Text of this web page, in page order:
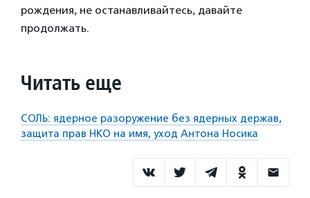
рождения, не останавливайтесь, давайте
продолжать.
Читать еще
СОЛЬ: ядерное разоружение без ядерных держав,
защита прав НКО на имя, уход Антона Носика